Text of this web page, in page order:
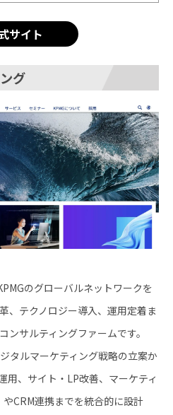
サイト
グ
のグローバルネットワークを
、テクノロジー導入、運用定着ま
ンサルティングファームです。
タルマーケティング戦略の立案か
用、サイト・LP改善、マーケティ
CRM連携までを統合的に設計